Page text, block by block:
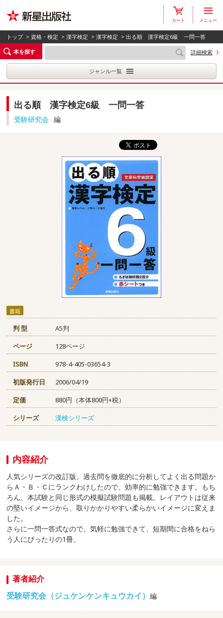
カート メニュー
トップ > 資格・検定 >漢字検定 >漢字検定 > 出る順 漢字検定6級 一問一答
本を探す
詳細検索
ジャンル一覧
出る順 漢字検定6級 一問一答
受験研究会 編
書籍
判 型
A5判
ページ
128ページ
ISBN
978-4-405-03654-3
初版発行日
2006/04/19
定価
880円（本体800円+税）
シリーズ
漢検シリーズ
内容紹介
人気シリーズの改訂版。過去問を徹底的に分析してよく出る問題か
らＡ・Ｂ・Ｃにランクわけしたので、効率的に勉強できます。もち
ろん、本試験と同じ形式の模擬試験問題も掲載。レイアウトは従来
の堅いイメージから、取りかかりやすい柔らかいイメージに変えま
した。
さらに一問一答式なので、気軽に勉強できて、短期間に合格をねら
う人にぴったりの1冊。
著者紹介
受験研究会（ジュケンケンキュウカイ）編